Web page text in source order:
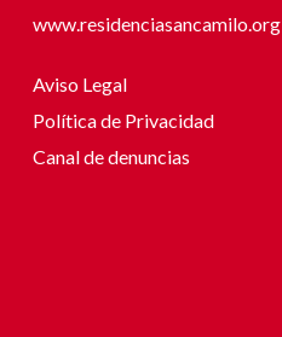
www.residenciasancamilo.org
Aviso Legal
Política de Privacidad
Canal de denuncias